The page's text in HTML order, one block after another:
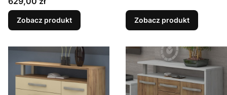
Zobacz produkt Zobacz produkt